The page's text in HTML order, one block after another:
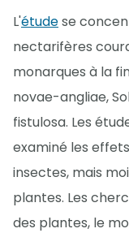
L'étudese
nectarifères
monarques à la
novae-angliae,
fistulosa. Les
examiné les
insectes, mais
plantes. Les
des plantes, le